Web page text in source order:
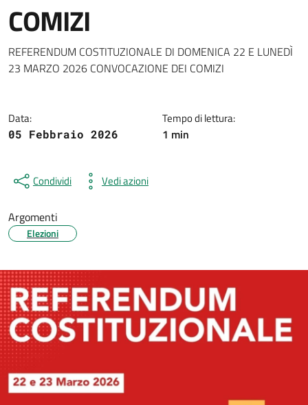
COMIZI
Dettagli della notizia
REFERENDUM COSTITUZIONALE DI DOMENICA 22 E LUNEDÌ
23 MARZO 2026 CONVOCAZIONE DEI COMIZI
Data:
05 Febbraio 2026
Tempo di lettura:
1 min
Condividi Vedi azioni
Argomenti
Elezioni